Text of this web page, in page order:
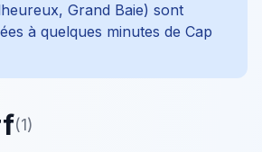
Grand Baie) sont
à quelques minutes de Cap
(1)